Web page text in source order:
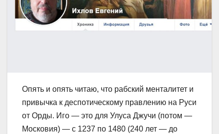
Опять и опять читаю, что рабский менталитет и
привычка к деспотическому правлению на Руси
от Орды. Иго — это для Улуса Джучи (потом —
Московия) — с 1237 по 1480 (240 лет — до